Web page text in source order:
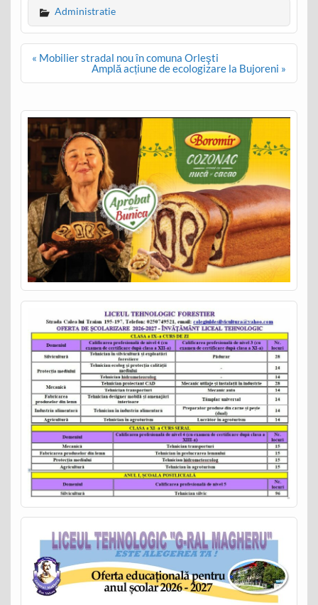
Administratie
Post
« Mobilier stradal nou în comuna Orleşti
Amplă acțiune de ecologizare la Bujoreni »